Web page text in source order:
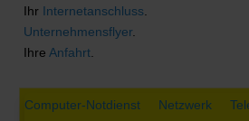
Ihr Internetanschluss
Unternehmensflyer.
Ihre Anfahrt
Computer-Notdienst Netzwerk